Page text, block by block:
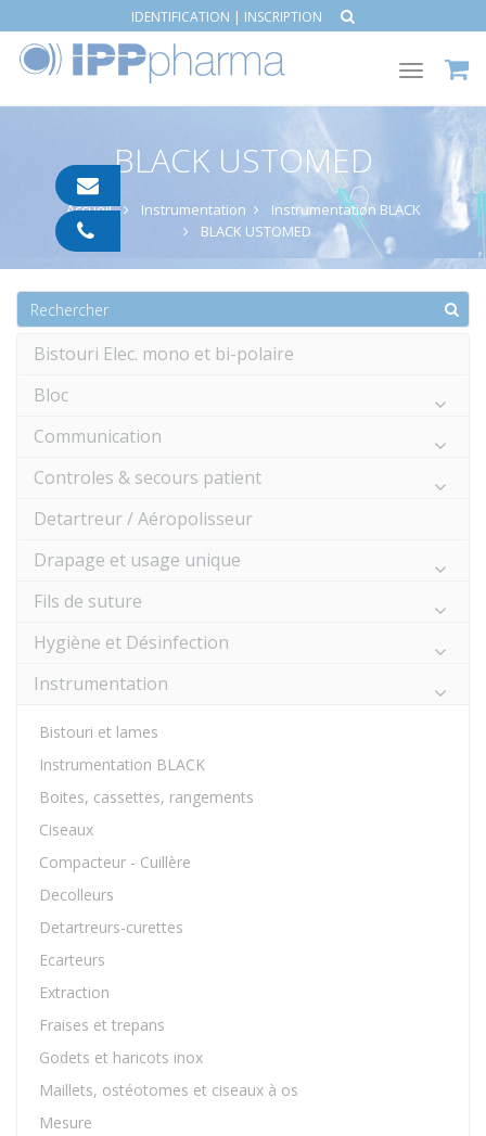
IDENTIFICATION | INSCRIPTION
Toggle
BLACK USTOMED
Accueil Instrumentation
Instrumentation BLACK
BLACK USTOMED
Bistouri Elec. mono et bi-polaire
Bloc
Communication
Controles & secours patient
Detartreur / Aéropolisseur
Drapage et usage unique
Fils de suture
Hygiène et Désinfection
Instrumentation
Bistouri et lames
Instrumentation BLACK
Boites, cassettes, rangements
Ciseaux
Compacteur - Cuillère
Decolleurs
Detartreurs-curettes
Ecarteurs
Extraction
Fraises et trepans
Godets et haricots inox
Maillets, ostéotomes et ciseaux à os
Mesure
pharma.com
91
05
05